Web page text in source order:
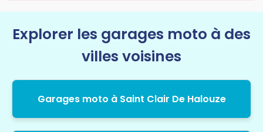
Explorer les garages moto à des
villes voisines
Garages moto à Saint Clair De Halouze